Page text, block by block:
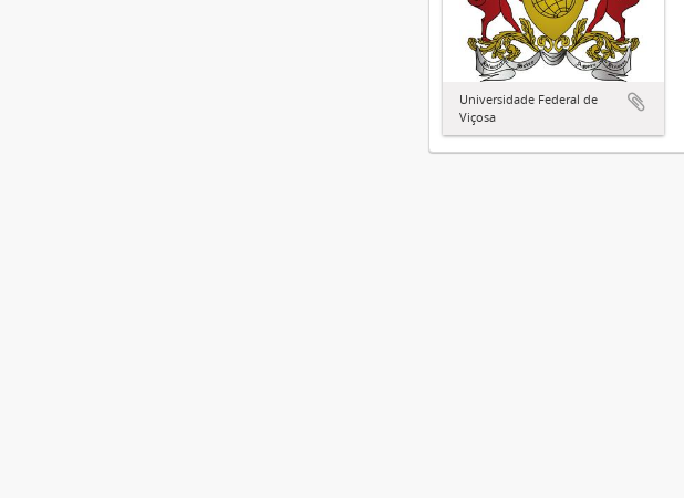
Universidade Federal de
Viçosa